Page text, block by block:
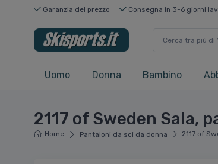
Garanzia del prezzo Consegna in 3-6 giorni
Uomo Donna Bambino
2117 of Sweden Sala,
Home Pantaloni da sci da donna 2117 of